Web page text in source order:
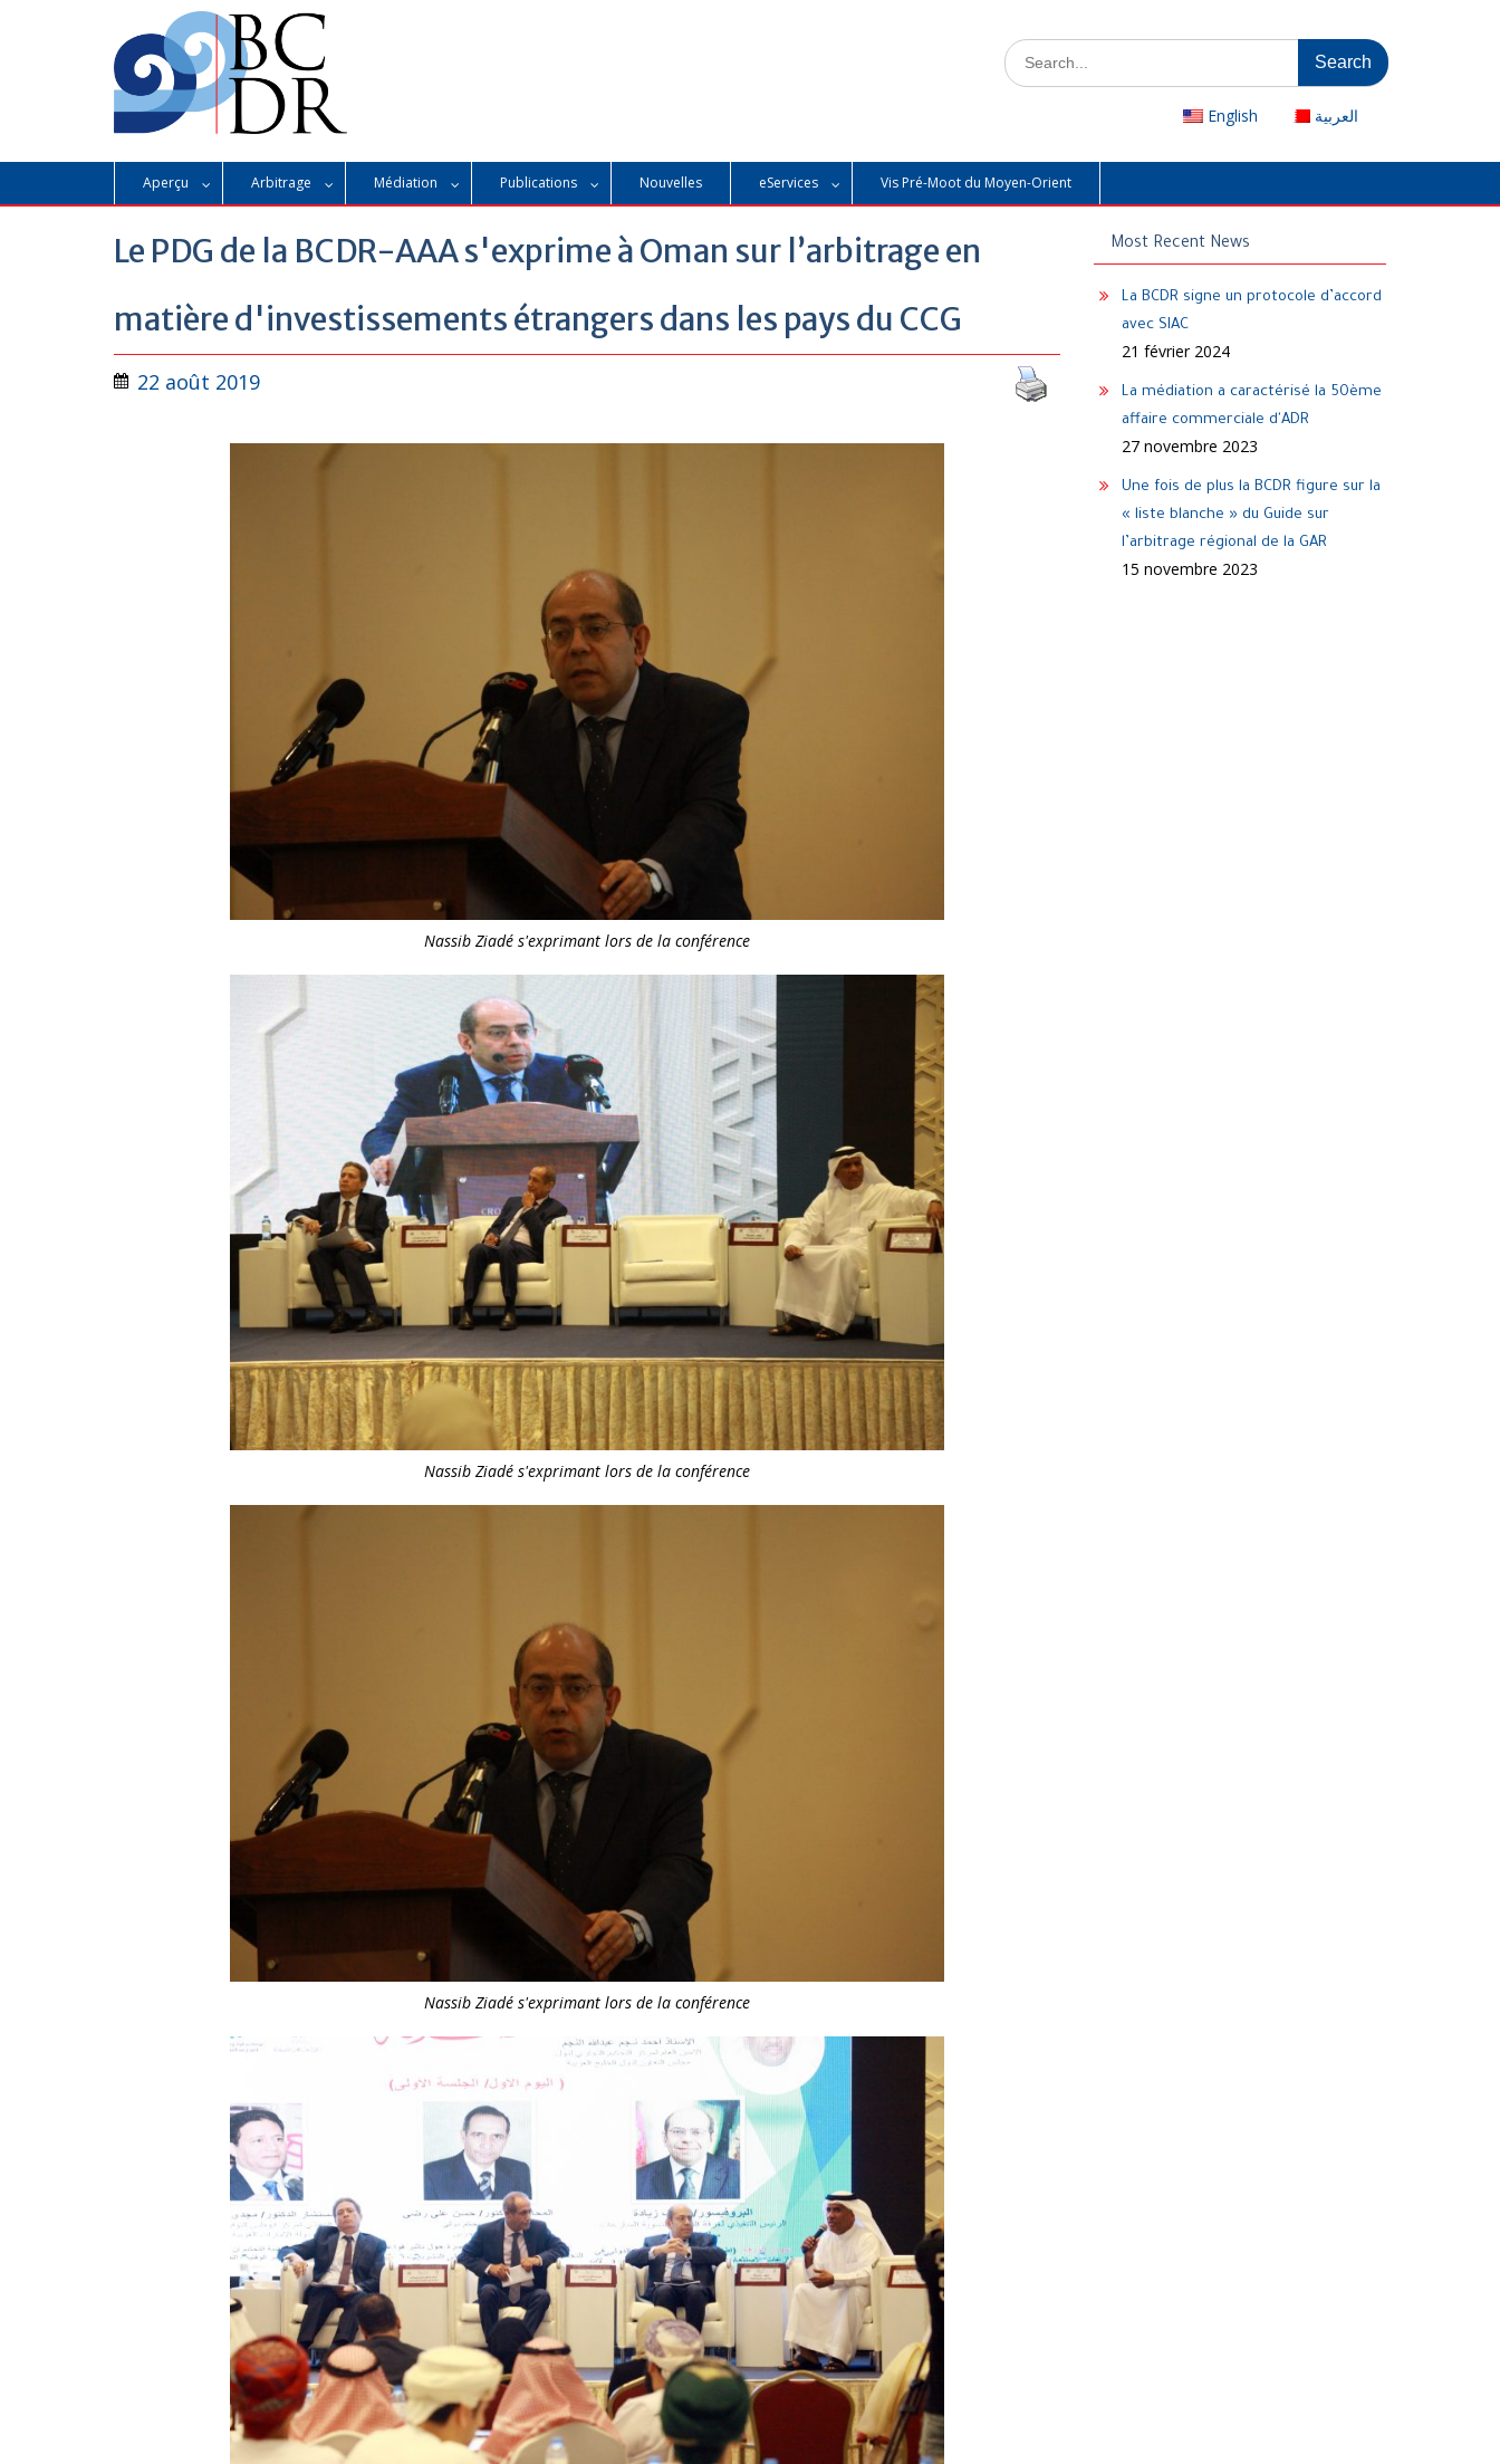
Search
for:
English
العربية
Aperçu Arbitrage Médiation Publications Nouvelles eServices Vis Pré-Moot du Moyen-Orient
Le PDG de la BCDR-AAA s'exprime à Oman sur l’arbitrage en
matière d'investissements étrangers dans les pays du CCG
22 août 2019
Nassib Ziadé s'exprimant lors de la conférence
Nassib Ziadé s'exprimant lors de la conférence
Nassib Ziadé s'exprimant lors de la conférence
Most Recent News
La BCDR signe un protocole d’accord
avec SIAC
21 février 2024
La médiation a caractérisé la 50ème
affaire commerciale d'ADR
27 novembre 2023
Une fois de plus la BCDR figure sur la
« liste blanche » du Guide sur
l’arbitrage régional de la GAR
15 novembre 2023